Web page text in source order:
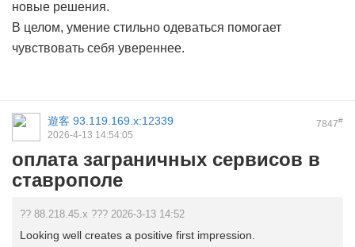
новые решения.
В целом, умение стильно одеваться помогает
чувствовать себя увереннее.
7847#
遊客 93.119.169.x:12339
2026-4-13 14:54:05
оплата заграничных сервисов в
ставрополе
?? 88.218.45.x ??? 2026-3-13 14:52
Looking well creates a positive first impression.